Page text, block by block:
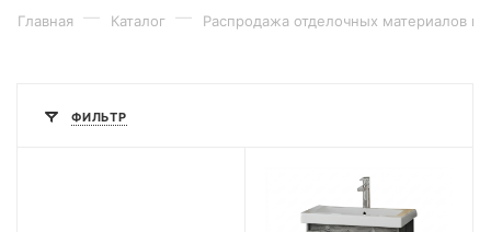
Главная — Каталог — Распродажа отделочных материалов и
ФИЛЬТР